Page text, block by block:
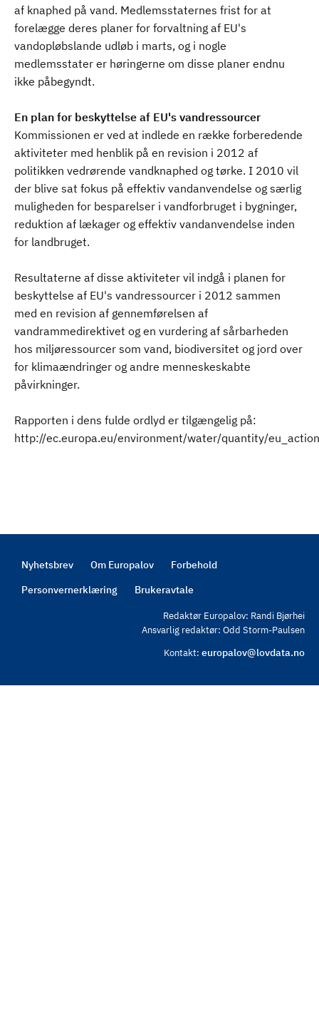
af knaphed på vand. Medlemsstaternes frist for at
forelægge deres planer for forvaltning af EU's
vandopløbslande udløb i marts, og i nogle
medlemsstater er høringerne om disse planer endnu
ikke påbegyndt.
En plan for beskyttelse af EU's vandressourcer
Kommissionen er ved at indlede en række forberedende
aktiviteter med henblik på en revision i 2012 af
politikken vedrørende vandknaphed og tørke. I 2010 vil
der blive sat fokus på effektiv vandanvendelse og særlig
muligheden for besparelser i vandforbruget i bygninger,
reduktion af lækager og effektiv vandanvendelse inden
for landbruget.
Resultaterne af disse aktiviteter vil indgå i planen for
beskyttelse af EU's vandressourcer i 2012 sammen
med en revision af gennemførelsen af
vandrammedirektivet og en vurdering af sårbarheden
hos miljøressourcer som vand, biodiversitet og jord over
for klimaændringer og andre menneskeskabte
påvirkninger.
Rapporten i dens fulde ordlyd er tilgængelig på:
http://ec.europa.eu/environment/water/quantity/
Footer
Nyhetsbrev Om Europalov
Forbehold
Personvernerklæring
Brukeravtale
Redaktør Europalov: Randi Bjørhei
Ansvarlig redaktør: Odd Storm-Paulsen
Kontakt: europalov@lovdata.no